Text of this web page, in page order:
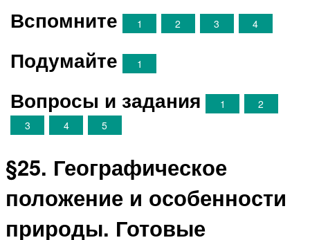
Вспомните 1 2 3 4
Подумайте 1
Вопросы и задания 1
2
3
4 5
§25. Географическое
положение и особенности
природы. Готовые